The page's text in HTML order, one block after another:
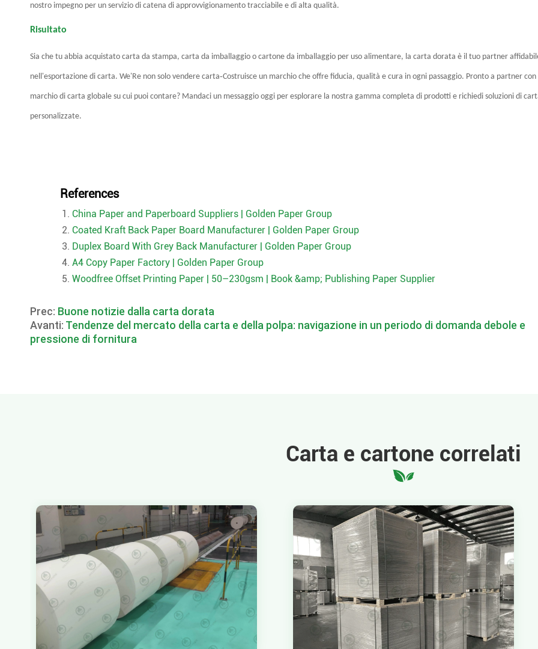
nostro impegno per un servizio di catena di approvvigionamento tracciabile e di alta qualità.
Risultato
Sia che tu abbia acquistato carta da stampa, carta da imballaggio o cartone da imballaggio per uso alimentare, la carta dorata è il tuo partner
nell'esportazione di carta. We' Re non solo vendere carta-Costruisce un marchio che offre fiducia, qualità e cura in ogni passaggio. Pronto a partner con
marchio di carta globale su cui puoi contare? Mandaci un messaggio oggi per esplorare la nostra gamma completa di prodotti e richiedi soluzioni di
personalizzate.
References
China Paper and Paperboard Suppliers | Golden Paper Group
Coated Kraft Back Paper Board Manufacturer | Golden Paper Group
Duplex Board With Grey Back Manufacturer | Golden Paper Group
A4 Copy Paper Factory | Golden Paper Group
Woodfree Offset Printing Paper | 50–230gsm | Book &amp; Publishing Paper Supplier
Prec: Buone notizie dalla carta dorata
Avanti: Tendenze del mercato della carta e della polpa: navigazione in un periodo di domanda debole e
pressione di fornitura
Carta e cartone correlati